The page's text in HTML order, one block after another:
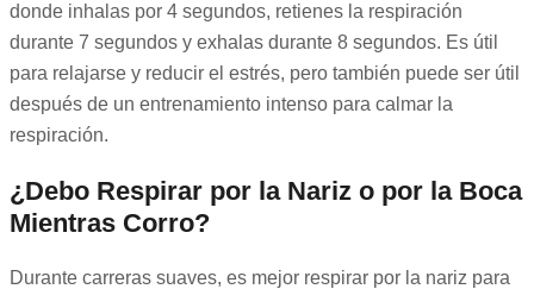
donde inhalas por 4 segundos, retienes la respiración
durante 7 segundos y exhalas durante 8 segundos. Es útil
para relajarse y reducir el estrés, pero también puede ser útil
después de un entrenamiento intenso para calmar la
respiración.
¿Debo Respirar por la Nariz o por la Boca
Mientras Corro?
Durante carreras suaves, es mejor respirar por la nariz para